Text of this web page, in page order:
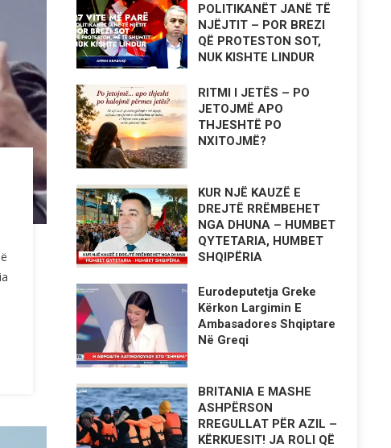
POLITIKANËT JANË TË
NJËJTIT – POR BREZI
QË PROTESTON SOT,
NUK KISHTE LINDUR
RITMI I JETËS – PO
JETOJMË APO
THJESHTË PO
NXITOJMË?
KUR NJË KAUZË E
DREJTË RRËMBEHET
NGA DHUNA – HUMBET
QYTETARIA, HUMBET
SHQIPËRIA
Eurodeputetja Greke
Kërkon Largimin E
Ambasadores Shqiptare
Në Greqi
BRITANIA E MASHE
ASHPËRSON
RREGULLAT PËR AZIL –
KËRKUESIT! JA ROLI QË